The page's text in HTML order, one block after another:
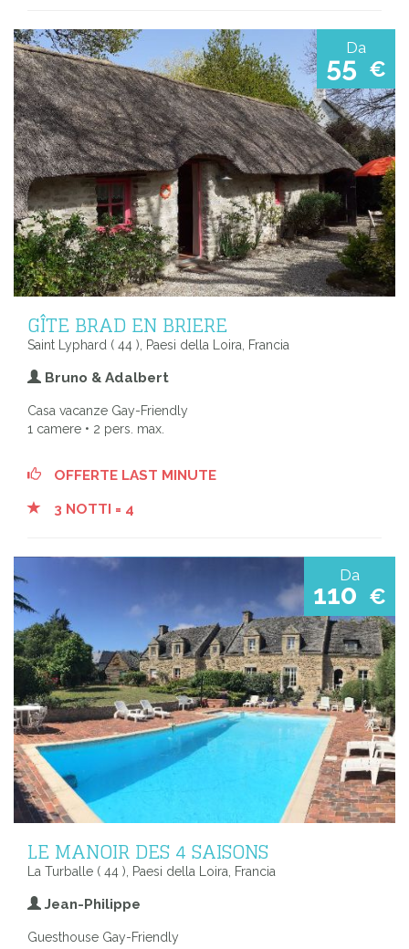
Da
55 €
GÎTE BRAD EN BRIERE
Saint Lyphard ( 44 ), Paesi della Loira, Francia
Bruno & Adalbert
Casa vacanze Gay-Friendly
1 camere • 2 pers. max.
OFFERTE LAST MINUTE
3 NOTTI = 4
Da
110 €
LE MANOIR DES 4 SAISONS
La Turballe ( 44 ), Paesi della Loira, Francia
Jean-Philippe
Guesthouse Gay-Friendly